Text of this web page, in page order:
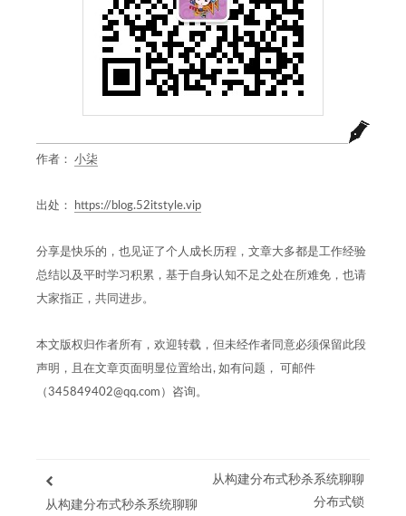
作者： 小柒
出处： https://blog.52itstyle.vip
分享是快乐的，也见证了个人成长历程，文章大多都是工作经验
总结以及平时学习积累，基于自身认知不足之处在所难免，也请
大家指正，共同进步。
本文版权归作者所有，欢迎转载，但未经作者同意必须保留此段
声明，且在文章页面明显位置给出, 如有问题， 可邮件
（345849402@qq.com）咨询。
从构建分布式秒杀系统聊聊
从构建分布式秒杀系统聊聊
分布式锁